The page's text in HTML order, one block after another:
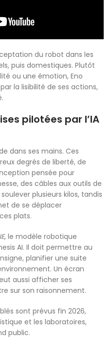
du robot dans les
puis domestiques. Plutôt
ou une émotion, Eno
la lisibilité de ses actions,
pilotées par l’IA
dans ses mains. Ces
degrés de liberté, de
pensée pour
des câbles aux outils de
plusieurs kilos, tandis
de se déplacer
plats.
, le modèle robotique
AI. Il doit permettre au
planifier une suite
Un écran
aussi afficher ses
sur son raisonnement.
sont prévus fin 2026,
et les laboratoires,
public.